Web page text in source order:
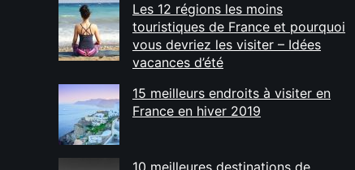
Les 12 régions les moins
touristiques de France et pourquoi
vous devriez les visiter – Idées
vacances d’été
15 meilleurs endroits à visiter en
France en hiver 2019
10 meilleures destinations de